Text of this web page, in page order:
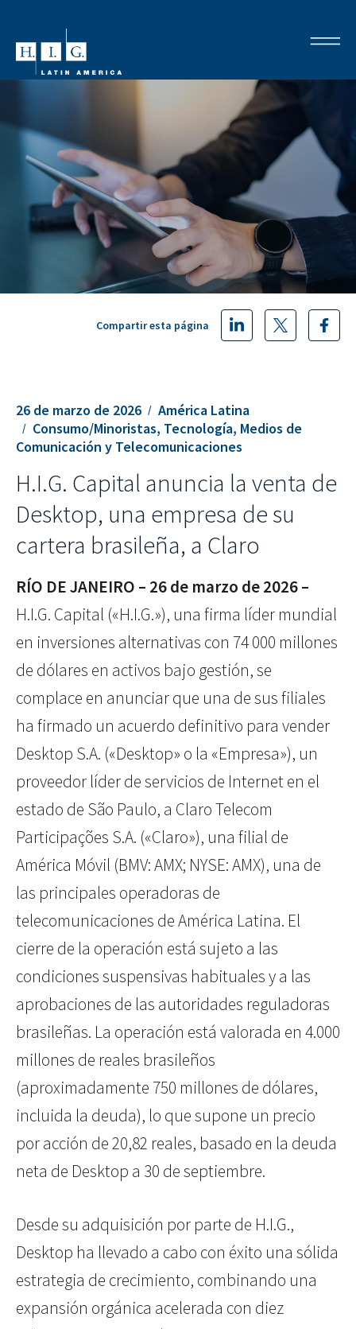
26 de marzo de 2026
América Latina
Consumo/Minoristas, Tecnología, Medios de
Comunicación y Telecomunicaciones
Compartir esta página
H.I.G. Capital anuncia la venta de
Desktop, una empresa de su
cartera brasileña, a Claro
RÍO DE JANEIRO – 26 de marzo de 2026 –
H.I.G. Capital («H.I.G.»), una firma líder mundial
en inversiones alternativas con 74 000 millones
de dólares en activos bajo gestión, se
complace en anunciar que una de sus filiales
ha firmado un acuerdo definitivo para vender
Desktop S.A. («Desktop» o la «Empresa»), un
proveedor líder de servicios de Internet en el
estado de São Paulo, a Claro Telecom
Participações S.A. («Claro»), una filial de
América Móvil (BMV: AMX; NYSE: AMX), una de
las principales operadoras de
telecomunicaciones de América Latina. El
cierre de la operación está sujeto a las
condiciones suspensivas habituales y a las
aprobaciones de las autoridades reguladoras
brasileñas. La operación está valorada en 4.000
millones de reales brasileños
(aproximadamente 750 millones de dólares,
incluida la deuda), lo que supone un precio
por acción de 20,82 reales, basado en la deuda
neta de Desktop a 30 de septiembre.
Desde su adquisición por parte de H.I.G.,
Desktop ha llevado a cabo con éxito una sólida
estrategia de crecimiento, combinando una
expansión orgánica acelerada con diez